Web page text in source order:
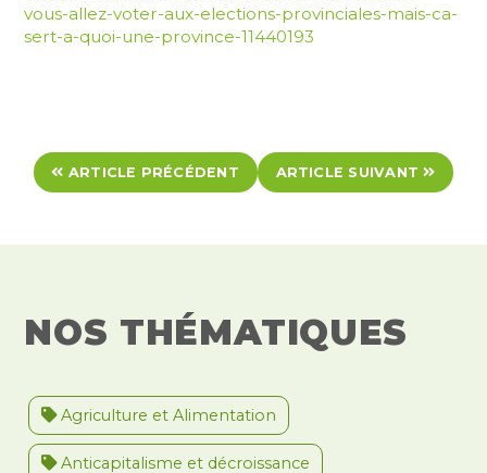
vous-allez-voter-aux-elections-provinciales-mais-ca-
sert-a-quoi-une-province-11440193
ARTICLE PRÉCÉDENT ARTICLE SUIVANT
NOS THÉMATIQUES
Agriculture et Alimentation
Anticapitalisme et décroissance